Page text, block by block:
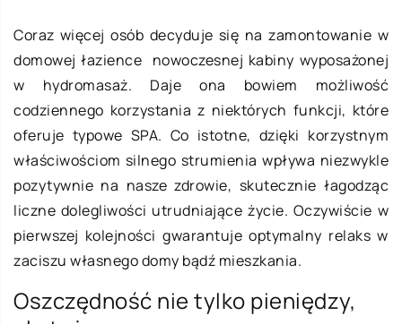
Coraz więcej osób decyduje się na zamontowanie w
domowej łazience nowoczesnej kabiny wyposażonej
w hydromasaż. Daje ona bowiem możliwość
codziennego korzystania z niektórych funkcji, które
oferuje typowe SPA. Co istotne, dzięki korzystnym
właściwościom silnego strumienia wpływa niezwykle
pozytywnie na nasze zdrowie, skutecznie łagodząc
liczne dolegliwości utrudniające życie. Oczywiście w
pierwszej kolejności gwarantuje optymalny relaks w
zaciszu własnego domy bądź mieszkania.
Oszczędność nie tylko pieniędzy,